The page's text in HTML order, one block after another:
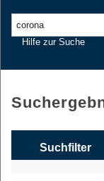
Hilfe zur Suche
Suchfilter